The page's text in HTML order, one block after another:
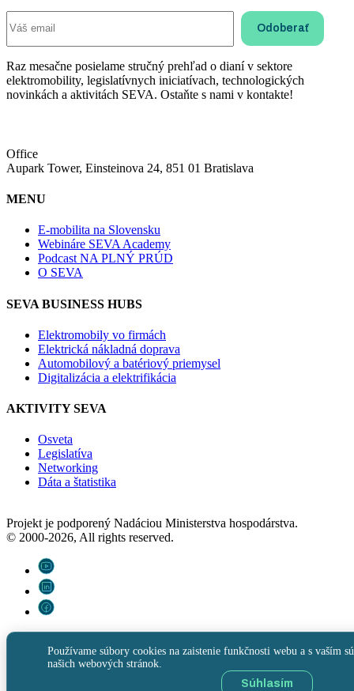
Raz mesačne posielame stručný prehľad o dianí v sektore
elektromobility, legislatívnych iniciatívach, technologických
novinkách a aktivitách SEVA. Ostaňte s nami v kontakte!
Office
Aupark Tower, Einsteinova 24, 851 01 Bratislava
MENU
E-mobilita na Slovensku
Webináre SEVA Academy
Podcast NA PLNÝ PRÚD
O SEVA
SEVA BUSINESS HUBS
Elektromobily vo firmách
Elektrická nákladná doprava
Automobilový a batériový priemysel
Digitalizácia a elektrifikácia
AKTIVITY SEVA
Osveta
Legislatíva
Networking
Dáta a štatistika
Projekt je podporený Nadáciou Ministerstva hospodárstva.
© 2000-2026, All rights reserved.
Používame súbory cookies na zaistenie funkčnosti webu a s vaším
našich webových stránok.
Súhlasím